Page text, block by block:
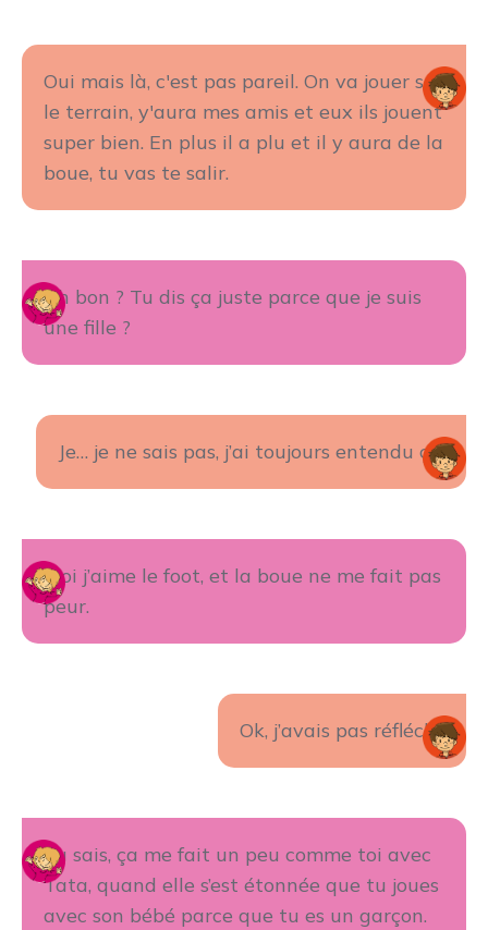
Oui mais là, c'est pas pareil. On va jouer sur
le terrain, y'aura mes amis et eux ils jouent
super bien. En plus il a plu et il y aura de la
boue, tu vas te salir.
Ah bon ? Tu dis ça juste parce que je suis
une fille ?
Je… je ne sais pas, j’ai toujours entendu ça.
Moi j’aime le foot, et la boue ne me fait pas
peur.
Ok, j’avais pas réfléchi.
Tu sais, ça me fait un peu comme toi avec
Tata, quand elle s’est étonnée que tu joues
avec son bébé parce que tu es un garçon.